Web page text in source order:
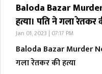
Baloda Bazar Murder
हत्या। पति ने गला रेतकर
Jan 01, 2023 | 07:17 PM
Baloda Bazar Murder
गला रेतकर की हत्या